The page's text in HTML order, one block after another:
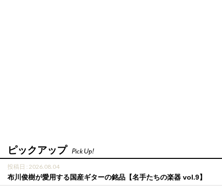
ピックアップ Pick Up!
投稿日 : 2026.08.04
布川俊樹が愛用する国産ギターの銘品【名手たちの楽器 vol.9】